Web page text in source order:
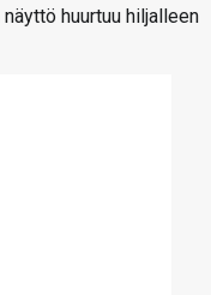
huurtuu hiljalleen